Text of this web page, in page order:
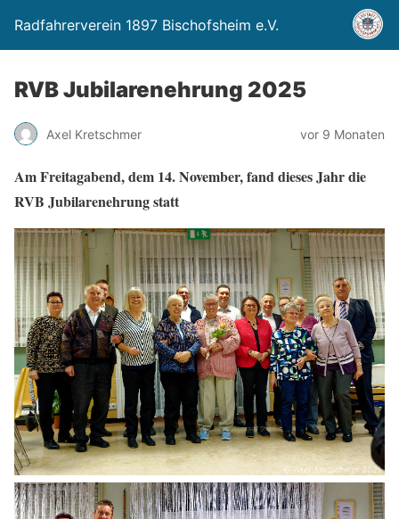
Radfahrerverein 1897 Bischofsheim e.V.
RVB Jubilarenehrung 2025
Axel Kretschmer vor 9 Monaten
Am Freitagabend, dem 14. November, fand dieses Jahr die
RVB Jubilarenehrung statt